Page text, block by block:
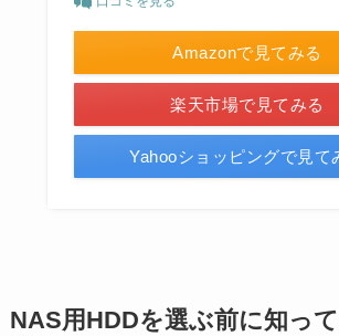
Amazonで見てみる
楽天市場で見てみる
Yahooショッピングで見て
NAS用HDDを選ぶ前に知っ